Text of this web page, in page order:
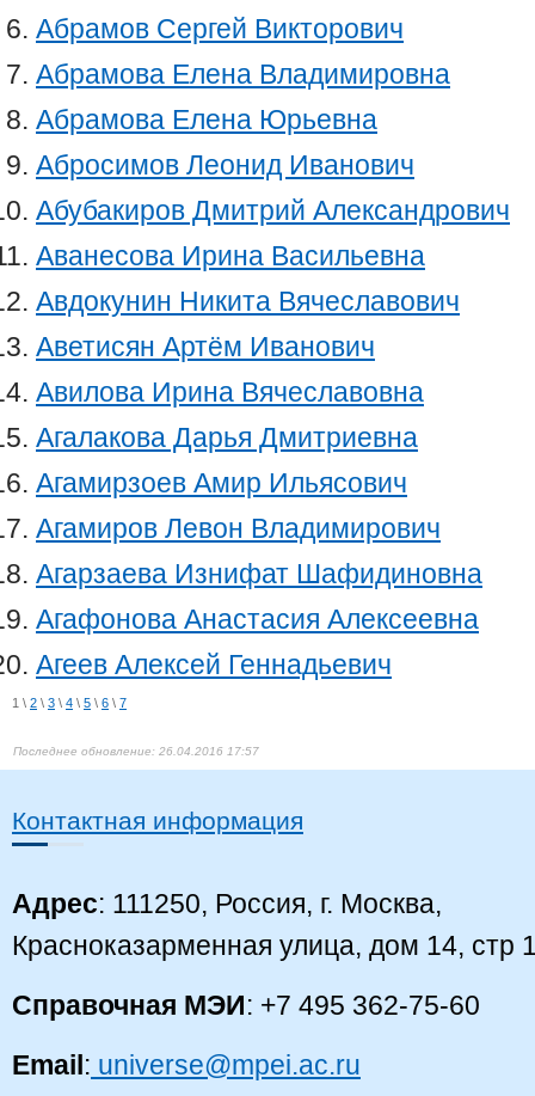
Абрамов Сергей Викторович
Абрамова Елена Владимировна
Абрамова Елена Юрьевна
Абросимов Леонид Иванович
Абубакиров Дмитрий Александрович
Аванесова Ирина Васильевна
Авдокунин Никита Вячеславович
Аветисян Артём Иванович
Авилова Ирина Вячеславовна
Агалакова Дарья Дмитриевна
Агамирзоев Амир Ильясович
Агамиров Левон Владимирович
Агарзаева Изнифат Шафидиновна
Агафонова Анастасия Алексеевна
Агеев Алексей Геннадьевич
1 \ 2 \ 3 \ 4 \ 5 \ 6 \ 7
26.04.2016 17:57
Контактная информация
Адрес: 111250, Россия, г. Москва,
Красноказарменная улица, дом 14, стр
Справочная МЭИ: +7 495 362-75-60
Email: universe@mpei.ac.ru